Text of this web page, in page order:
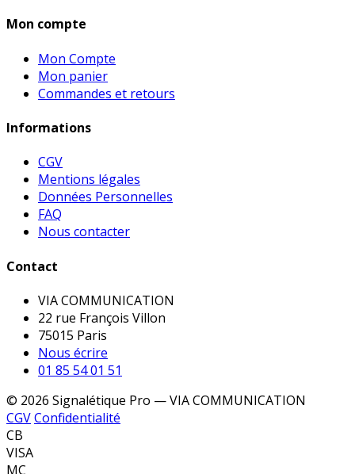
Mon compte
Mon Compte
Mon panier
Commandes et retours
Informations
CGV
Mentions légales
Données Personnelles
FAQ
Nous contacter
Contact
VIA COMMUNICATION
22 rue François Villon
75015 Paris
Nous écrire
01 85 54 01 51
© 2026 Signalétique Pro — VIA COMMUNICATION
CGVConfidentialité
CB
VISA
MC